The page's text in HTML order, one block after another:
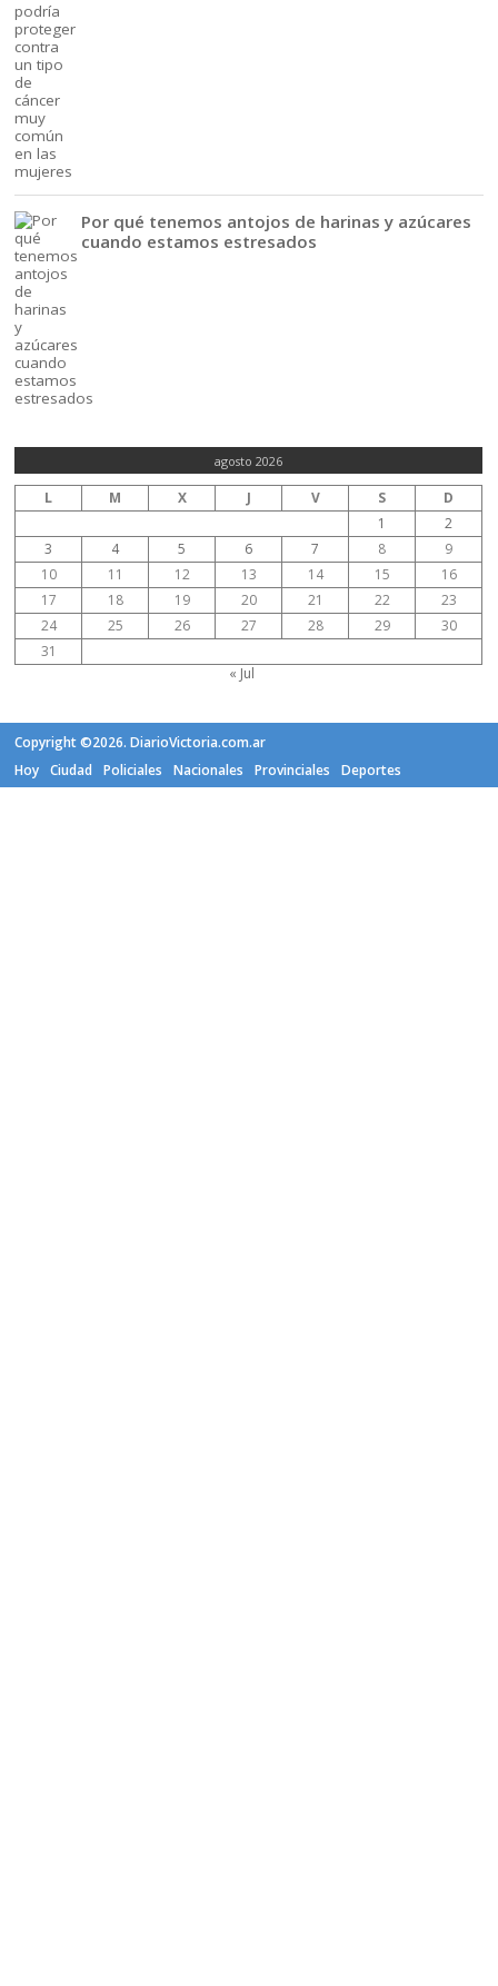
Por qué tenemos antojos de harinas y azúcares
cuando estamos estresados
agosto 2026
L M X J V S
D
1
2
3
4 5 6 7 8
9
10
11 12 13 14 15
16
17
18 19 20 21 22
23
24
25 26 27 28 29
30
31
« Jul
Copyright ©2026. DiarioVictoria.com.ar
Hoy
Ciudad Policiales Nacionales Provinciales Deportes